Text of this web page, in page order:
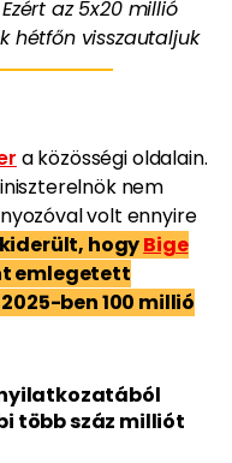
az 5x20 millió
hétfőn visszautaljuk
a közösségi oldalain.
nem
volt ennyire
hogyBige
emlegetett
ben 100 millió
több száz milliót